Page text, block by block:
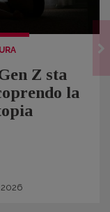
Z sta
la
2026